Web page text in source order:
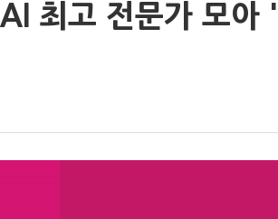
최고 전문가 모아